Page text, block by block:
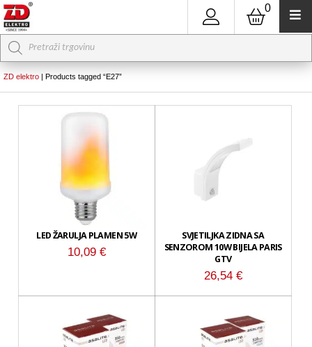
0
Products
search
ZD elektro | Products tagged “E27”
LED ŽARULJA PLAMEN 5W
10,09 €
SVJETILJKA ZIDNA SA
SENZOROM 10W BIJELA PARIS
GTV
26,54€